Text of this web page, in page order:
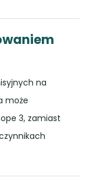
na
może
3, zamiast